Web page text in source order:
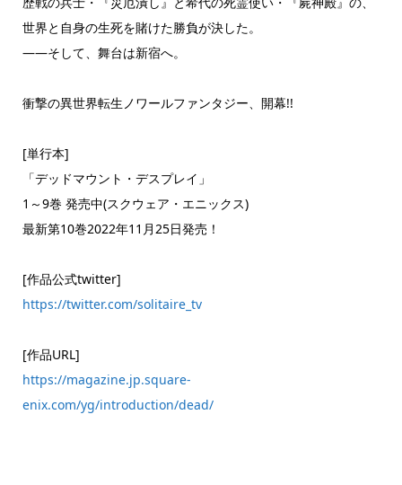
世界と自身の生死を賭けた勝負が決した。
――そして、舞台は新宿へ。
衝撃の異世界転生ノワールファンタジー、開幕!!
[単行本]
「デッドマウント・デスプレイ」
1～9巻 発売中(スクウェア・エニックス)
最新第10巻2022年11月25日発売！
[作品公式twitter]
https://twitter.com/solitaire_tv
[作品URL]
https://magazine.jp.square-
enix.com/yg/introduction/dead/